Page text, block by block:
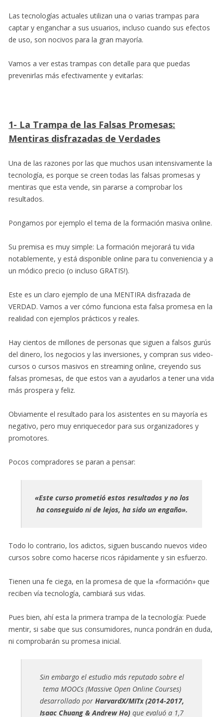
Las tecnologías actuales utilizan una o varias trampas para
captar y enganchar a sus usuarios, incluso cuando sus efectos
de uso, son nocivos para la gran mayoría.
Vamos a ver estas trampas con detalle para que puedas
prevenirlas más efectivamente y evitarlas:
1- La Trampa de las Falsas Promesas:
Mentiras disfrazadas de Verdades
Una de las razones por las que muchos usan intensivamente la
tecnología, es porque se creen todas las falsas promesas y
mentiras que esta vende, sin pararse a comprobar los
resultados.
Pongamos por ejemplo el tema de la formación masiva online.
Su premisa es muy simple: La formación mejorará tu vida
notablemente, y está disponible online para tu conveniencia y a
un módico precio (o incluso GRATIS!).
Este es un claro ejemplo de una MENTIRA disfrazada de
VERDAD. Vamos a ver cómo funciona esta falsa promesa en la
realidad con ejemplos prácticos y reales.
Hay cientos de millones de personas que siguen a falsos gurús
del dinero, los negocios y las inversiones, y compran sus video-
cursos o cursos masivos en streaming online, creyendo sus
falsas promesas, de que estos van a ayudarlos a tener una vida
más prospera y feliz.
Obviamente el resultado para los asistentes en su mayoría es
negativo, pero muy enriquecedor para sus organizadores y
promotores.
Pocos compradores se paran a pensar:
«Este curso prometió estos resultados y no los
ha conseguido ni de lejos, ha sido un engaño».
Todo lo contrario, los adictos, siguen buscando nuevos video
cursos sobre como hacerse ricos rápidamente y sin esfuerzo.
Tienen una fe ciega, en la promesa de que la «formación» que
reciben vía tecnología, cambiará sus vidas.
Pues bien, ahí esta la primera trampa de la tecnología: Puede
mentir, si sabe que sus consumidores, nunca pondrán en duda,
ni comprobarán su promesa inicial.
Sin embargo el estudio más reputado sobre el
tema MOOCs (Massive Open Online Courses)
desarrollado por HarvardX/MITx (2014-2017,
Isaac Chuang & Andrew Ho) que evaluó a 1,7